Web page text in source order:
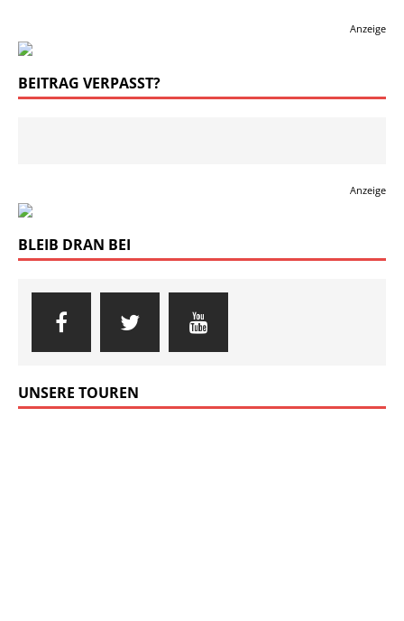
Anzeige
BEITRAG VERPASST?
Anzeige
BLEIB DRAN BEI
UNSERE TOUREN